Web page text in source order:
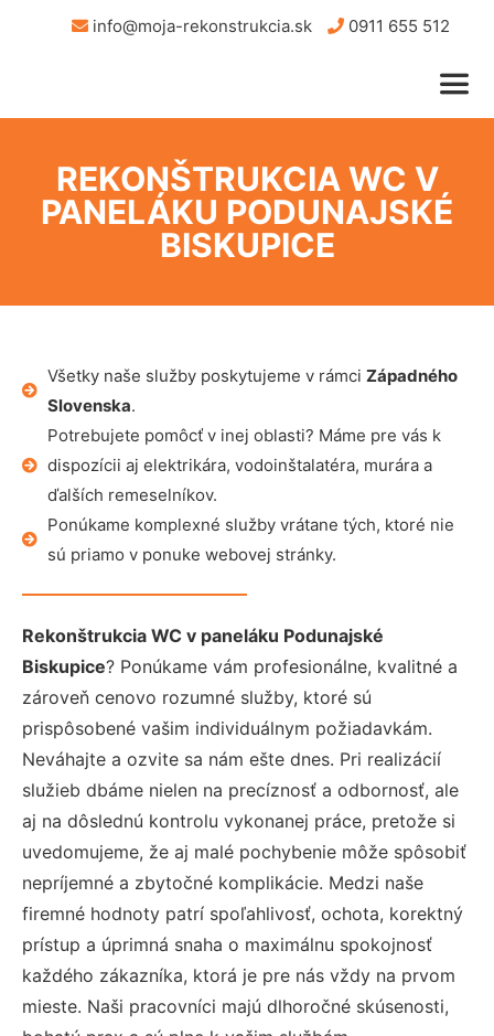
info@moja-rekonstrukcia.sk 0911 655 512
REKONŠTRUKCIA WC V
PANELÁKU PODUNAJSKÉ
BISKUPICE
Všetky naše služby poskytujeme v rámci Západného
Slovenska.
Potrebujete pomôcť v inej oblasti? Máme pre vás k
dispozícii aj elektrikára, vodoinštalatéra, murára a
ďalších remeselníkov.
Ponúkame komplexné služby vrátane tých, ktoré nie
sú priamo v ponuke webovej stránky.
Rekonštrukcia WC v paneláku Podunajské
Biskupice? Ponúkame vám profesionálne, kvalitné a
zároveň cenovo rozumné služby, ktoré sú
prispôsobené vašim individuálnym požiadavkám.
Neváhajte a ozvite sa nám ešte dnes. Pri realizácií
služieb dbáme nielen na precíznosť a odbornosť, ale
aj na dôslednú kontrolu vykonanej práce, pretože si
uvedomujeme, že aj malé pochybenie môže spôsobiť
nepríjemné a zbytočné komplikácie. Medzi naše
firemné hodnoty patrí spoľahlivosť, ochota, korektný
prístup a úprimná snaha o maximálnu spokojnosť
každého zákazníka, ktorá je pre nás vždy na prvom
mieste. Naši pracovníci majú dlhoročné skúsenosti,